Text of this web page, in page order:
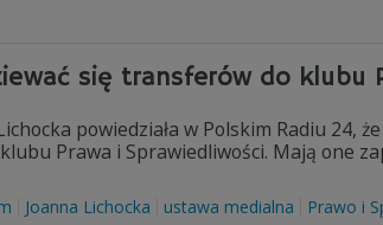
się transferów do klubu
powiedziała w Polskim Radiu 24,
Prawa i Sprawiedliwości. Mają one
Joanna Lichocka ustawa medialna
Prawo i